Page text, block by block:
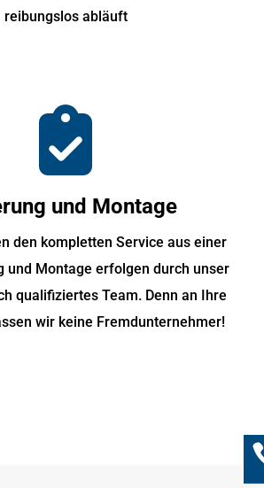
reibungslos abläuft
und Montage
den kompletten Service aus einer
und Montage erfolgen durch unser
qualifiziertes Team. Denn an Ihre
wir keine Fremdunternehmer!